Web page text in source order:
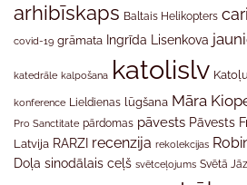
arhibīskaps Baltais Helikopters
covid-19 grāmata Ingrīda Lisenkova
katedrāle kalpošana katolislv
konference Lieldienas lūgšana Māra
Pro Sanctitate pārdomas pāvests Pāvests
Latvija RARZI recenzija rekolekcijas
Doļa sinodālais ceļš svētceļojums Svētā